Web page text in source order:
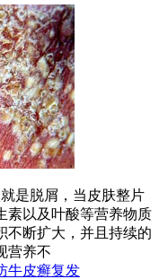
是脱屑，当皮肤整片
素以及叶酸等营养物质
不断扩大，并且持续的
营养不
牛皮癣复发